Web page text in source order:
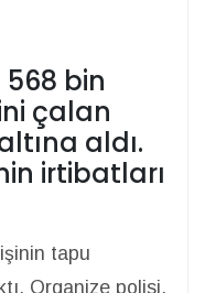
bin
çalan
aldı.
irtibatları
tapu
Organize polisi,